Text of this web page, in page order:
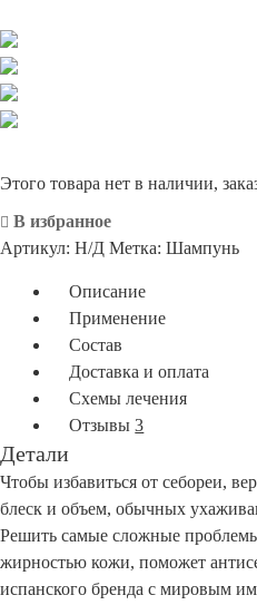
Этого товара нет в наличии,
В избранное
Артикул: Н/Д Метка: Шампунь
Описание
Применение
Состав
Доставка и оплата
Схемы лечения
Отзывы3
Детали
Чтобы избавиться от себореи,
блеск и объем, обычных
Решить самые сложные
жирностью кожи, поможет
испанского бренда с мировым